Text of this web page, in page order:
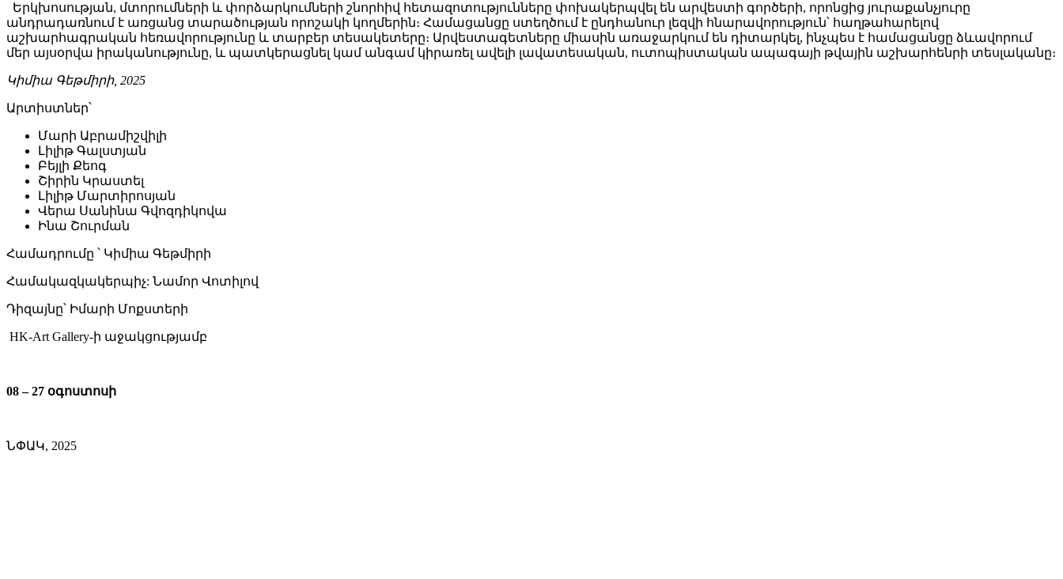
Երկխոսության, մտորումների և փորձարկումների շնորհիվ հետազոտությունները փոխակերպվել են արվեստի գործերի, որոնցից յուրաքանչյուրը
անդրադառնում է առցանց տարածության որոշակի կողմերին։ Համացանցը ստեղծում է ընդհանուր լեզվի հնարավորություն՝ հաղթահարելով
աշխարհագրական հեռավորությունը և տարբեր տեսակետերը։ Արվեստագետները միասին առաջարկում են դիտարկել, ինչպես է համացանցը ձևավորում
մեր այսօրվա իրականությունը, և պատկերացնել կամ անգամ կիրառել ավելի լավատեսական, ուտոպիստական ապագայի թվային աշխարհենրի տեսլականը։
Կիմիա Գեթմիրի, 2025
Արտիստներ՝
Մարի Աբրամիշվիլի
Լիլիթ Գալստյան
Բեյլի Քեոգ
Շիրին Կրաստել
Լիլիթ Մարտիրոսյան
Վերա Սանինա Գվոզդիկովա
Ինա Շուրման
Համադրումը ՝ Կիմիա Գեթմիրի
Համակազկակերպիչ: Նամոր Վոտիլով
Դիզայնը՝ Իմարի Մոքստերի
HK-Art Gallery-ի աջակցությամբ
08 – 27 օգոստոսի
ՆՓԱԿ, 2025